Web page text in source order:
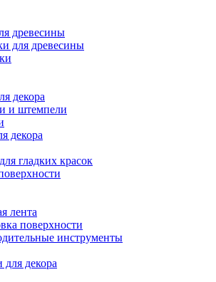
древесины
для древесины
декора
и штемпели
декора
гладких красок
лента
поверхности
инструменты
декора